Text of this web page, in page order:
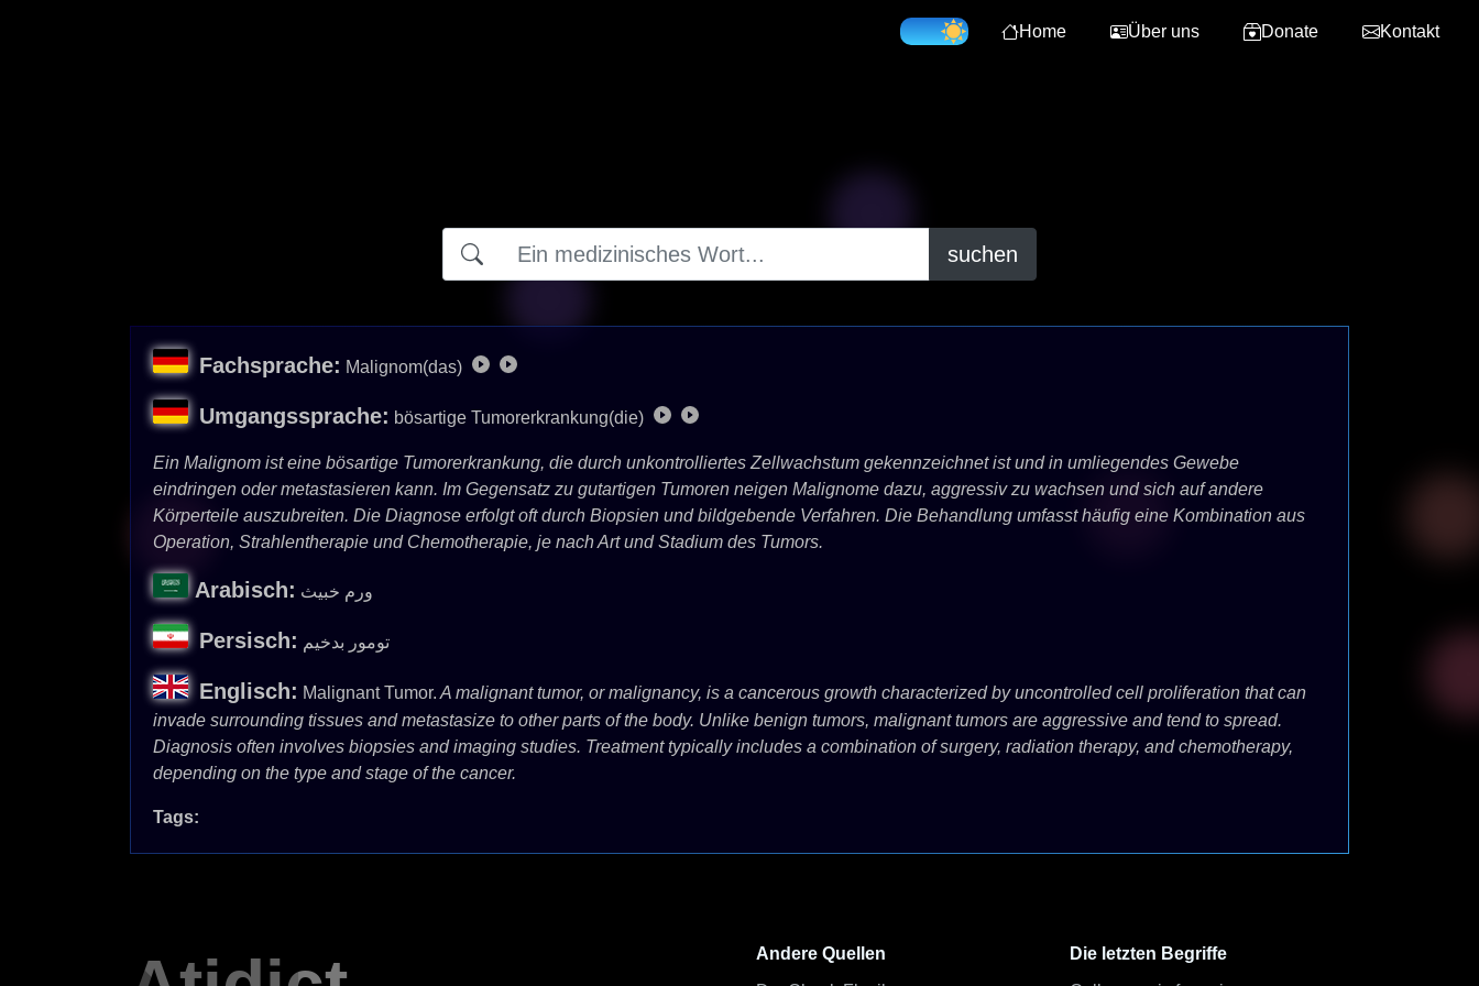
Home Über uns Donate Kontakt
suchen
Fachsprache: Malignom(das)
Umgangssprache: bösartige Tumorerkrankung(die)
Ein Malignom ist eine bösartige Tumorerkrankung, die durch unkontrolliertes Zellwachstum gekennzeichnet ist und in umliegendes Gewebe
eindringen oder metastasieren kann. Im Gegensatz zu gutartigen Tumoren neigen Malignome dazu, aggressiv zu wachsen und sich auf andere
Körperteile auszubreiten. Die Diagnose erfolgt oft durch Biopsien und bildgebende Verfahren. Die Behandlung umfasst häufig eine Kombination aus
Operation, Strahlentherapie und Chemotherapie, je nach Art und Stadium des Tumors.
Arabisch: ورم خبيث
Persisch: تومور بدخیم
Englisch: Malignant Tumor. A malignant tumor, or malignancy, is a cancerous growth characterized by uncontrolled cell proliferation that can
invade surrounding tissues and metastasize to other parts of the body. Unlike benign tumors, malignant tumors are aggressive and tend to spread.
Diagnosis often involves biopsies and imaging studies. Treatment typically includes a combination of surgery, radiation therapy, and chemotherapy,
depending on the type and stage of the cancer.
Tags:
Andere Quellen
Die letzten Begriffe